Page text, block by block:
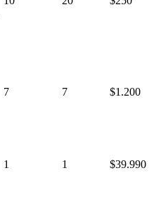
7 7 $1.200
1 1 $39.990